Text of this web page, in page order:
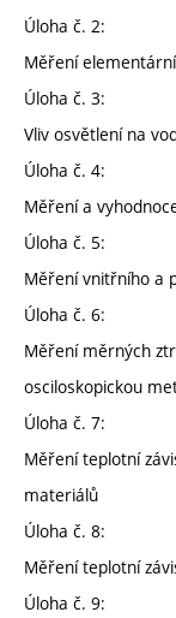
Úloha č. 2:
Měření
Úloha č. 3:
Vliv osvětlení na
Úloha č. 4:
Měření a
Úloha č. 5:
Měření vnitřního a
Úloha č. 6:
Měření měrných
osciloskopickou
Úloha č. 7:
Měření teplotní
materiálů
Úloha č. 8:
Měření teplotní
Úloha č. 9: